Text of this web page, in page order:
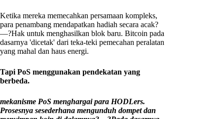
Ketika mereka memecahkan persamaan kompleks,
para penambang mendapatkan hadiah secara acak?
—?Hak untuk menghasilkan blok baru. Bitcoin pada
dasarnya 'dicetak' dari teka-teki pemecahan peralatan
yang mahal dan haus energi.
Tapi PoS menggunakan pendekatan yang
berbeda.
mekanisme PoS menghargai para HODLers.
Prosesnya sesederhana mengunduh dompet dan